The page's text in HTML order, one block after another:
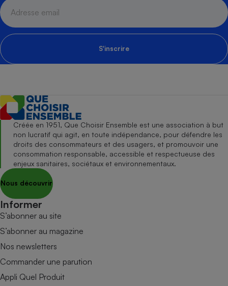
S'inscrire
Créée en 1951, Que Choisir Ensemble est une association à but
non lucratif qui agit, en toute indépendance, pour défendre les
droits des consommateurs et des usagers, et promouvoir une
consommation responsable, accessible et respectueuse des
enjeux sanitaires, sociétaux et environnementaux.
Nous découvrir
Informer
S’abonner au site
S’abonner au magazine
Nos newsletters
Commander une parution
Appli Quel Produit